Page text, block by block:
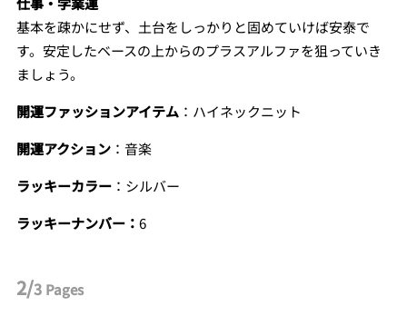
基本を疎かにせず、土台をしっかりと固めていけば安泰で
す。安定したベースの上からのプラスアルファを狙っていき
ましょう。
開運ファッションアイテム：ハイネックニット
開運アクション：音楽
ラッキーカラー：シルバー
ラッキーナンバー： 6
2/3 Pages